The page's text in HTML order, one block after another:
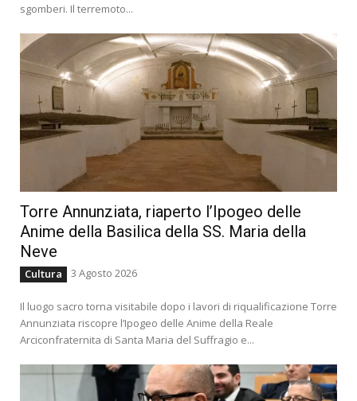
sgomberi. Il terremoto...
Torre Annunziata, riaperto l’Ipogeo delle
Anime della Basilica della SS. Maria della
Neve
Cultura 3 Agosto 2026
Il luogo sacro torna visitabile dopo i lavori di riqualificazione Torre
Annunziata riscopre l’Ipogeo delle Anime della Reale
Arciconfraternita di Santa Maria del Suffragio e...